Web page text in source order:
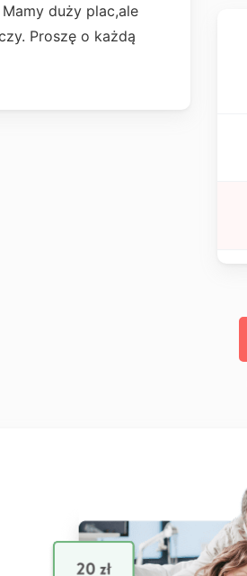
duży plac,ale
Proszę o każdą